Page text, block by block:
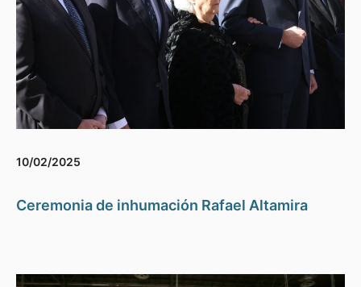
10/02/2025
Ceremonia de inhumación Rafael Altamira